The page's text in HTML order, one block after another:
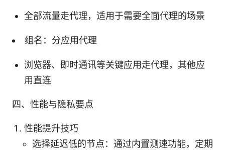
全部流量走代理，适用于需要全面代理的场景
组名：分应用代理
浏览器、即时通讯等关键应用走代理，其他应
用直连
四、性能与隐私要点
性能提升技巧
选择延迟低的节点：通过内置测速功能，定期